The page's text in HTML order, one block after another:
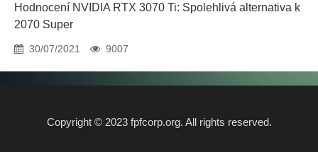
Hodnocení NVIDIA RTX 3070 Ti: Spolehlivá alternativa k
2070 Super
30/07/2021 9007
Copyright © 2023 fpfcorp.org. All rights reserved.